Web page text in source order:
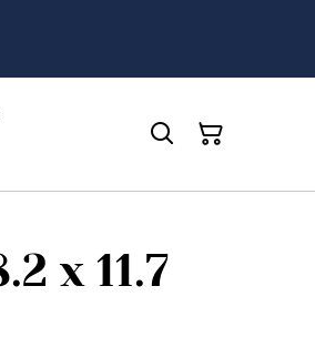
x 11.7